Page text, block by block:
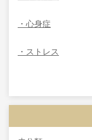
・心身症
・ストレス